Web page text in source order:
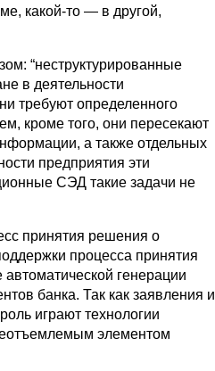
какой-то — в другой,
“неструктурированные
в деятельности
требуют определенного
кроме того, они пересекают
а также отдельных
предприятия эти
СЭД такие задачи не
принятия решения о
процесса принятия
генерации
банка. Так как заявления и
играют технологии
элементом